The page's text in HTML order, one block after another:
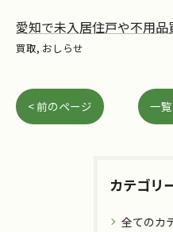
愛知で未入居住戸や不用品
買取 おしらせ
< 前のページ 一
カテゴリ
全てのカ